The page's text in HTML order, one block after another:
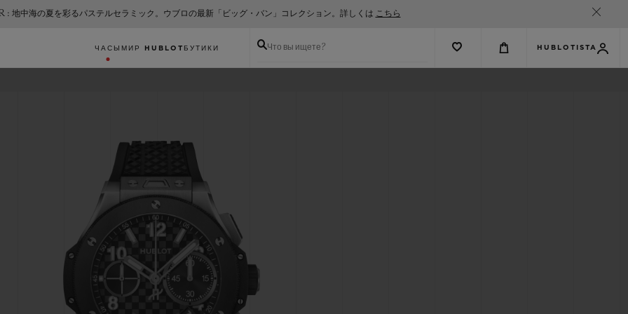
中海の夏を彩るパステルセラミック。ウブロの最新「ビッグ・バン」コレクション。詳しくは こちら
ЧАСЫ МИР HUBLOT БУТИКИ Что вы ищете? HUBLOTISTA